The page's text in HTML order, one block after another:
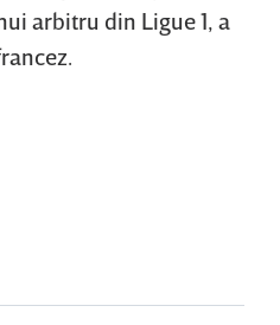
arbitru din Ligue 1, a